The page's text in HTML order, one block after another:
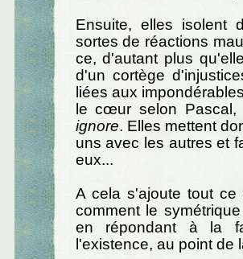
Ensuite, elles isolent
sortes de réactions
ce, d'autant plus
d'un cortège
liées aux
le cœur selon Pascal,
ignore. Elles mettent
uns avec les autres et
eux...
A cela s'ajoute tout
comment le
en répondant à la
l'existence, au point de